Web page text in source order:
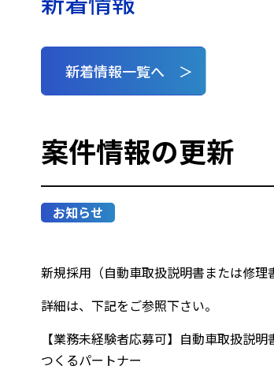
新着情報一覧へ ＞
案件情報の更新
お知らせ
新規採用（自動車取扱説明書または修理
詳細は、下記をご参照下さい。
【業務未経験者応募可】自動車取扱説
つくるパートナー